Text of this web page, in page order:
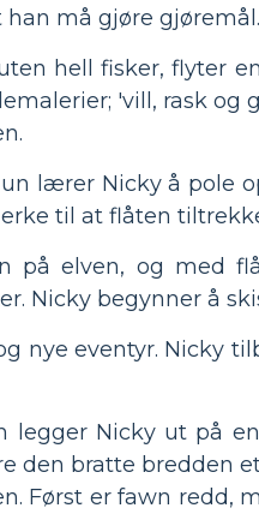
må gjøre gjøremål.
hell fisker, flyter
'vill, rask
lærer Nicky å pole
til at flåten
på elven, og med
Nicky begynner å
nye eventyr. Nicky
legger Nicky ut på
den bratte bredden
Først er fawn redd,